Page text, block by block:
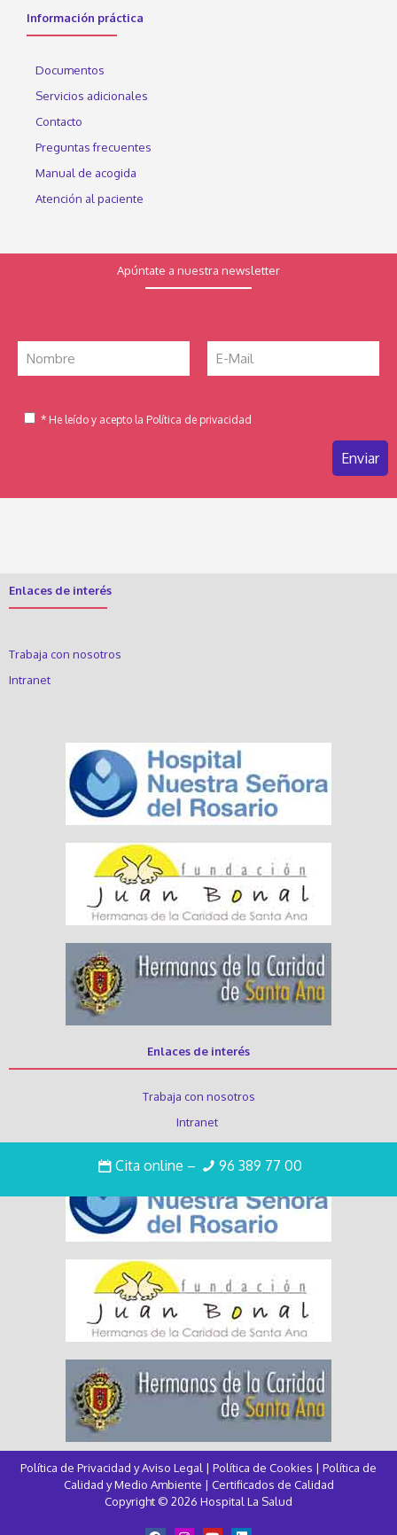
Cita online – 96 389 77 00
Información práctica
Documentos
Servicios adicionales
Contacto
Preguntas frecuentes
Manual de acogida
Atención al paciente
Apúntate a nuestra newsletter
* He leído y acepto la Política de privacidad
Enlaces de interés
Trabaja con nosotros
Intranet
Enlaces de interés
Trabaja con nosotros
Intranet
Política de Privacidad y Aviso Legal | Política de Cookies | Política de
Calidad y Medio Ambiente | Certificados de Calidad
Copyright © 2026 Hospital La Salud